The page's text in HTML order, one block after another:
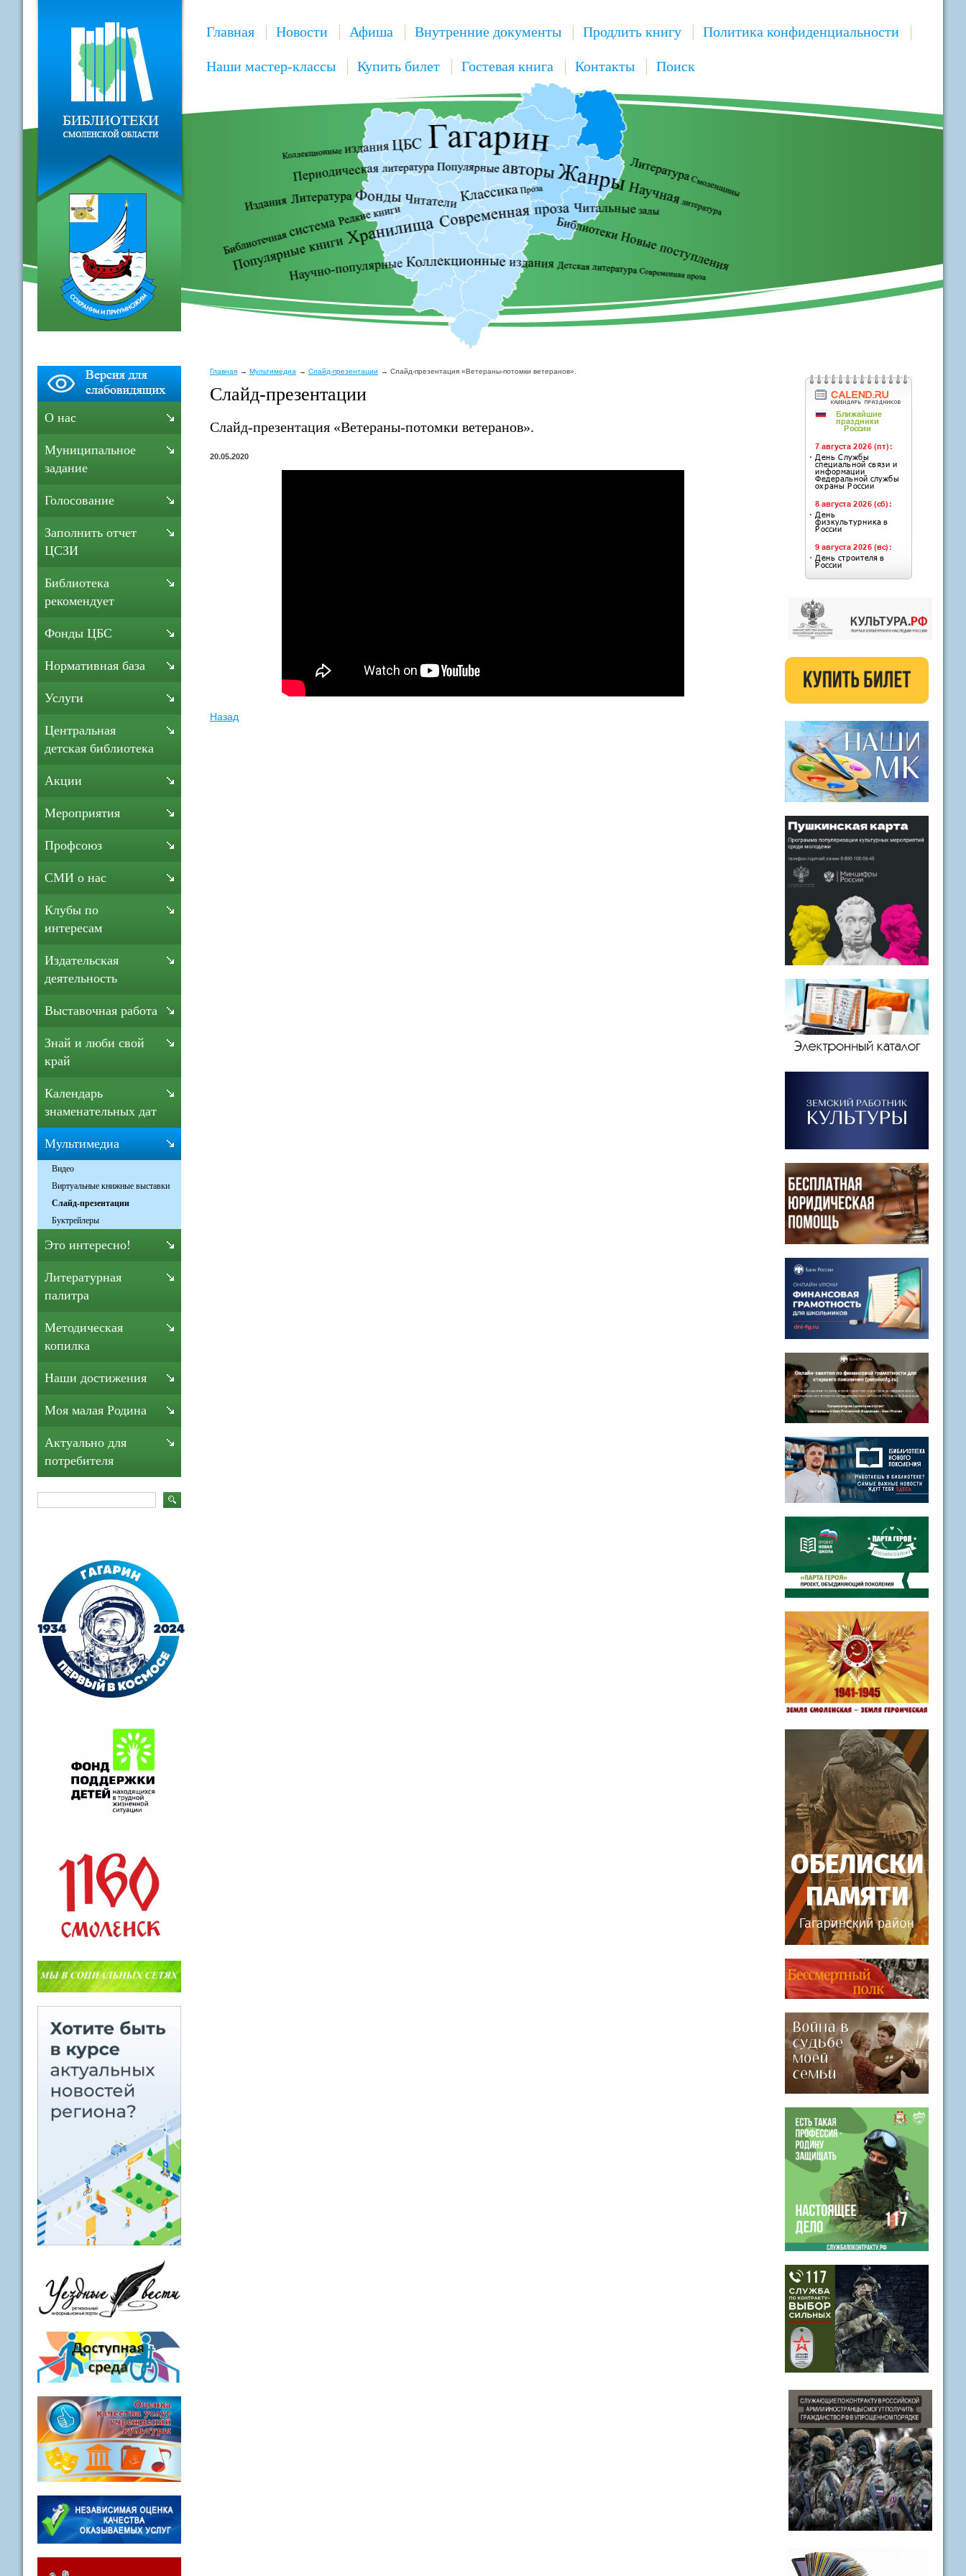
Главная Новости Афиша Внутренние документы Продлить книгу Политика конфиденциальности
Наши мастер-классы Купить билет Гостевая книга Контакты Поиск
Главная Мультимедиа Слайд-презентации Слайд-презентация «Ветераны-потомки ветеранов».
Слайд-презентации
Слайд-презентация «Ветераны-потомки ветеранов».
20.05.2020
Назад
О нас
Муниципальное
задание
Голосование
Заполнить отчет
ЦСЗИ
Библиотека
рекомендует
Фонды ЦБС
Нормативная база
Услуги
Центральная
детская библиотека
Акции
Мероприятия
Профсоюз
СМИ о нас
Клубы по
интересам
Издательская
деятельность
Выставочная работа
Знай и люби свой
край
Календарь
знаменательных дат
Мультимедиа
Видео
Виртуальные книжные выставки
Слайд-презентации
Буктрейлеры
Это интересно!
Литературная
палитра
Методическая
копилка
Наши достижения
Моя малая Родина
Актуально для
потребителя